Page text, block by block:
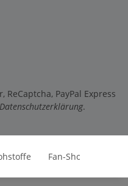
PayPal Express
Datenschutzerklärung.
Fan-Shop